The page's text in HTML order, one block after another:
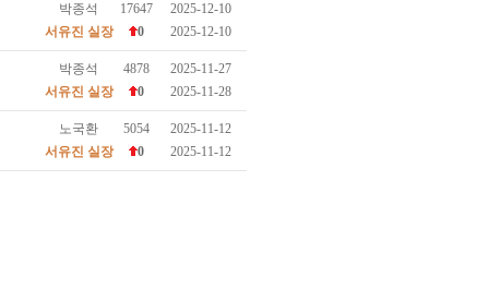
박종석 17647
2025-12-10
서유진 실장
0 2025-12-10
박종석 4878
2025-11-27
서유진 실장
0 2025-11-28
노국환 5054
2025-11-12
서유진 실장
0 2025-11-12